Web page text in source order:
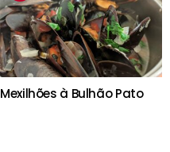
Mexilhões à Bulhão Pato